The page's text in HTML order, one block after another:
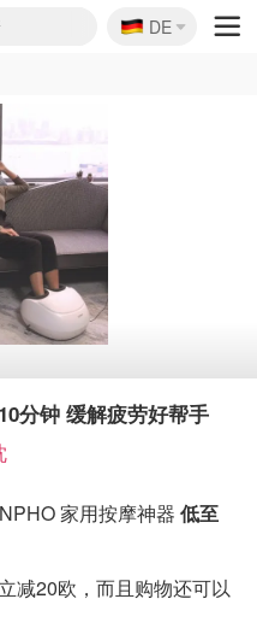
大促
85折
更新
9折
🇩🇪
DE
分钟 缓解疲劳好帮手
家用按摩神器 低至
立减20欧，而且购物还可以